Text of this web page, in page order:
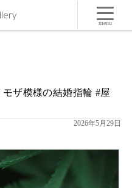
ッジリング（結婚・婚約指輪）制作 | Kei
ザ模様の結婚指輪 #屋
2026年5月29日
menu